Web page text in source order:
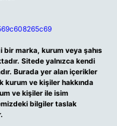
marka, kurum veya şahıs
Sitede yalnızca kendi
Burada yer alan içerikler
kurum ve kişiler hakkında
ve kişiler ile isim
bilgiler taslak